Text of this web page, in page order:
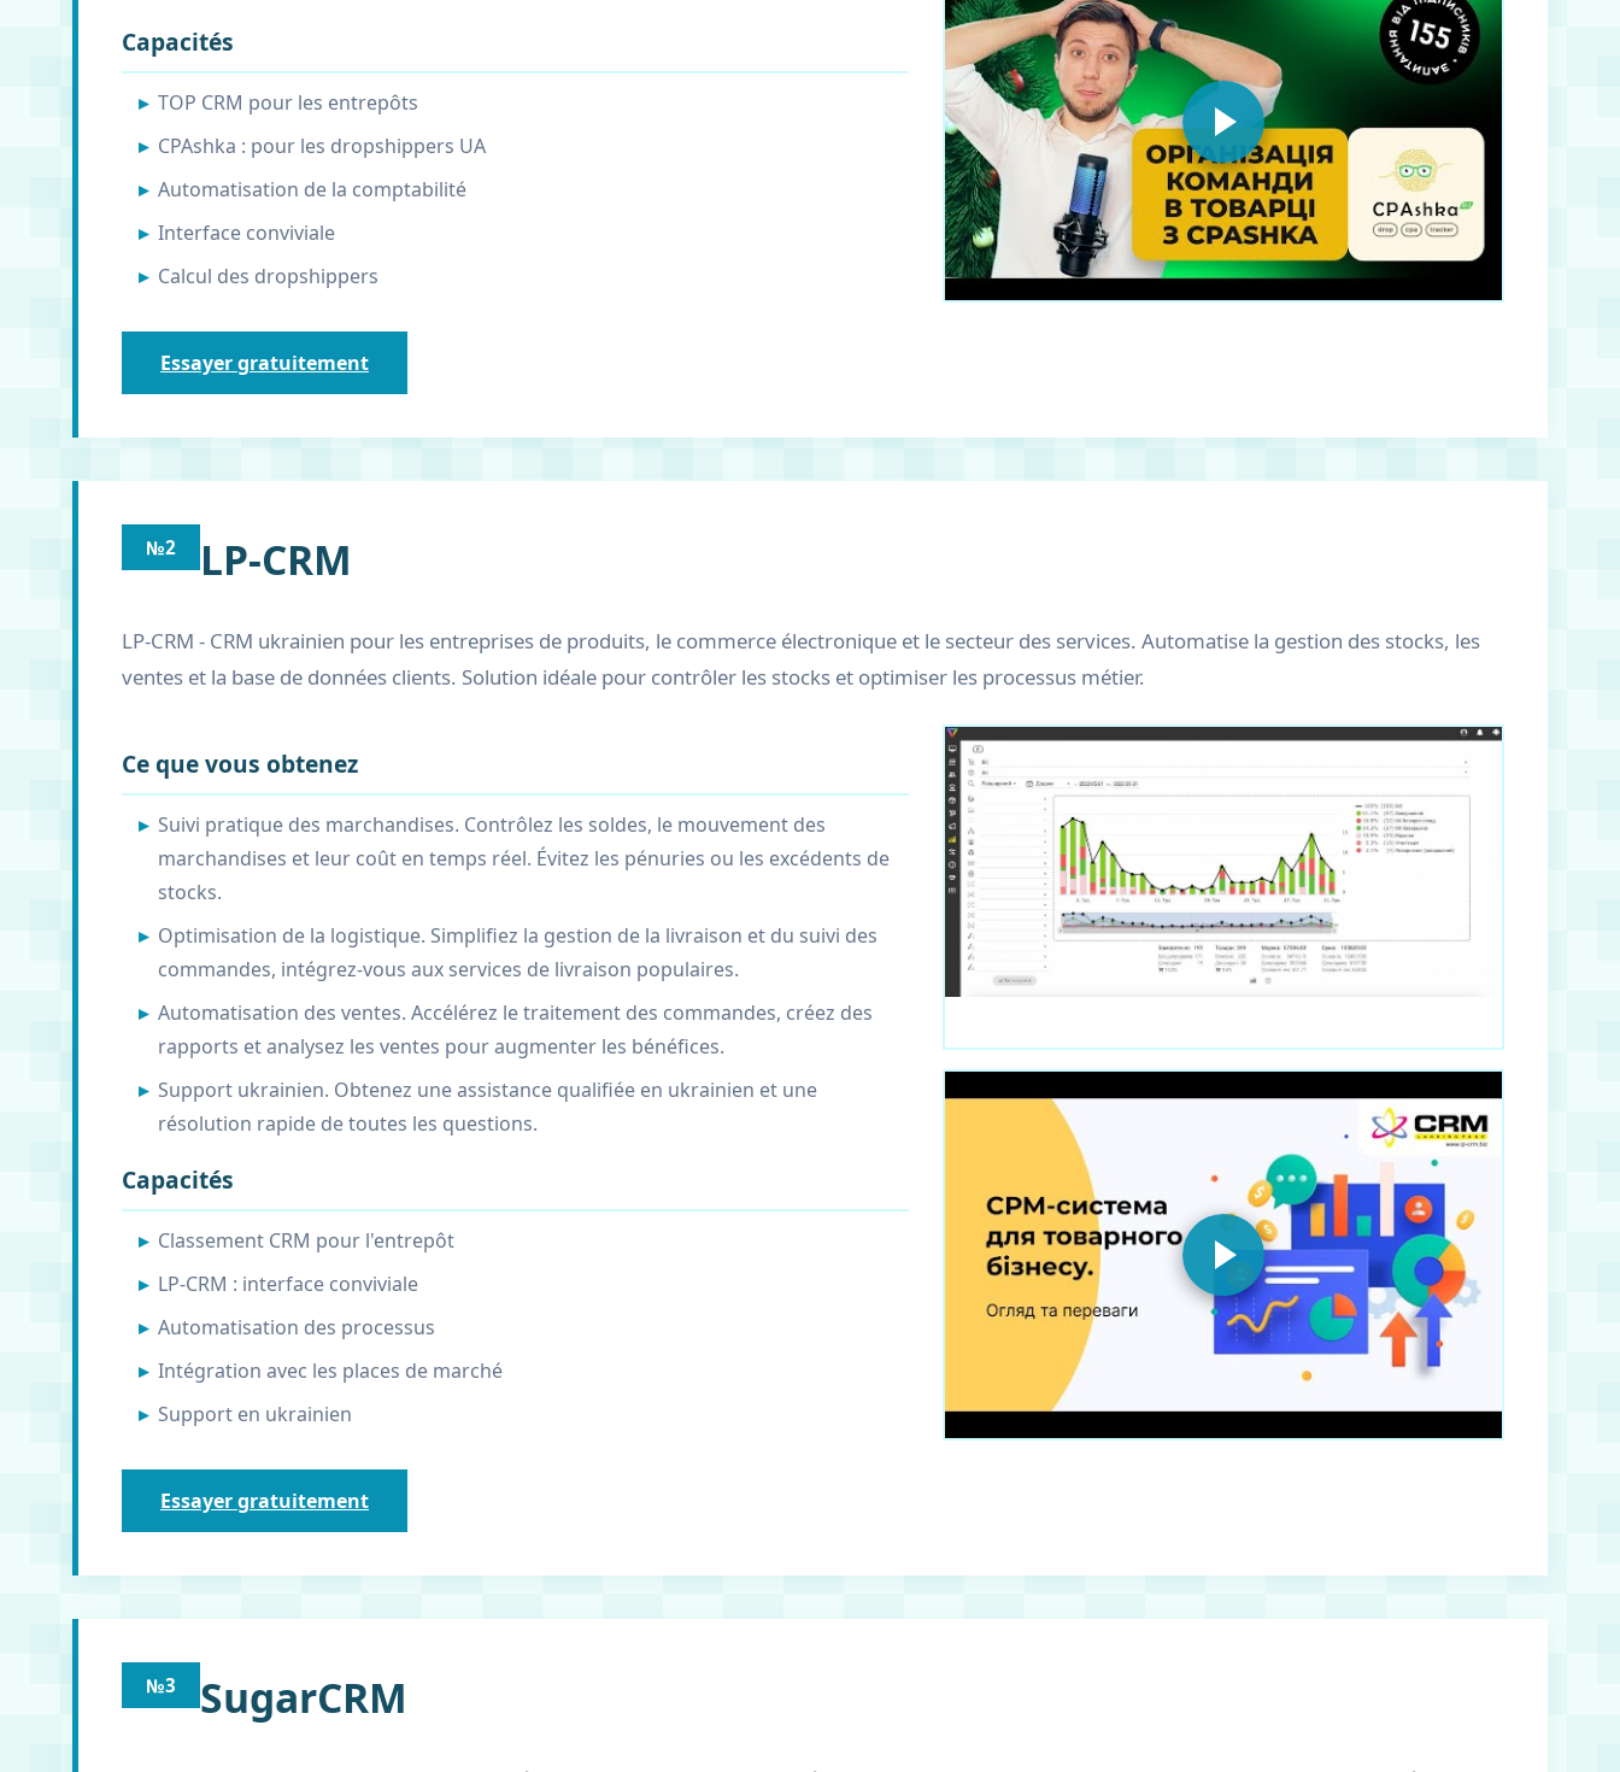
Capacités
TOP CRM pour les entrepôts
CPAshka : pour les dropshippers UA
Automatisation de la comptabilité
Interface conviviale
Calcul des dropshippers
Essayer gratuitement
№2 LP-CRM
LP-CRM - CRM ukrainien pour les entreprises de produits, le commerce électronique et le secteur des services. Automatise la gestion des stocks, les
ventes et la base de données clients. Solution idéale pour contrôler les stocks et optimiser les processus métier.
Ce que vous obtenez
Suivi pratique des marchandises. Contrôlez les soldes, le mouvement des
marchandises et leur coût en temps réel. Évitez les pénuries ou les excédents de
stocks.
Optimisation de la logistique. Simplifiez la gestion de la livraison et du suivi des
commandes, intégrez-vous aux services de livraison populaires.
Automatisation des ventes. Accélérez le traitement des commandes, créez des
rapports et analysez les ventes pour augmenter les bénéfices.
Support ukrainien. Obtenez une assistance qualifiée en ukrainien et une
résolution rapide de toutes les questions.
Capacités
Classement CRM pour l'entrepôt
LP-CRM : interface conviviale
Automatisation des processus
Intégration avec les places de marché
Support en ukrainien
Essayer gratuitement
№3 SugarCRM